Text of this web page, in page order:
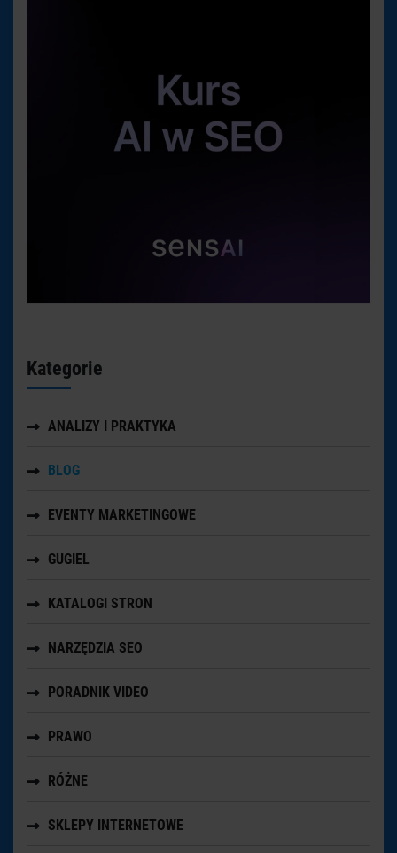
Kategorie
ANALIZY I PRAKTYKA
BLOG
EVENTY MARKETINGOWE
GUGIEL
KATALOGI STRON
NARZĘDZIA SEO
PORADNIK VIDEO
PRAWO
RÓŻNE
SKLEPY INTERNETOWE